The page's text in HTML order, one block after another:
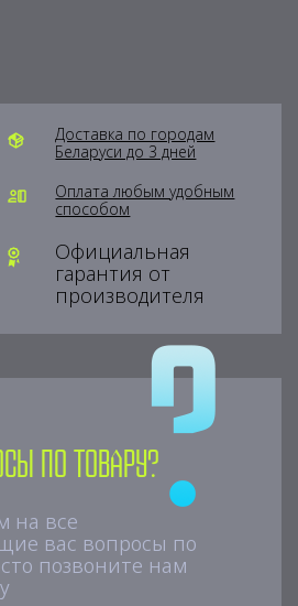
Доставка по городам
Беларуси до 3 дней
Оплата любым удобным
способом
Официальная
гарантия от
производителя
по товару?
на все
вас вопросы по
позвоните нам